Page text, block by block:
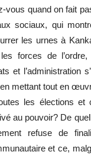
vous quand on fait
sociaux, qui
les urnes à
forces de
et l’administration
mettant tout en
les élections et
au pouvoir? De
refuse de
et ce,